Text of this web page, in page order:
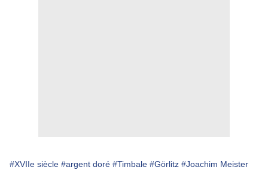
#XVIIe siècle #argent doré #Timbale #Görlitz #Joachim Meister